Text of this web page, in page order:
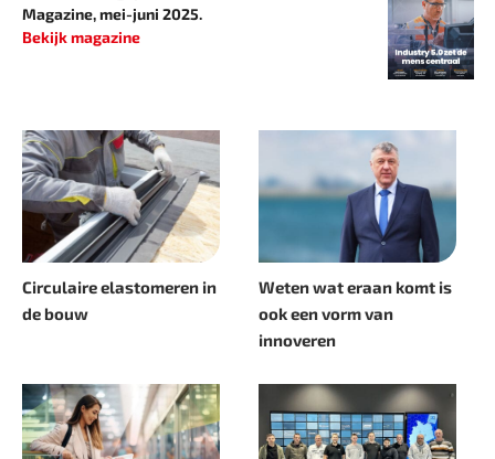
Magazine, mei-juni 2025.
Bekijk magazine
Circulaire elastomeren in
de bouw
Weten wat eraan komt is
ook een vorm van
innoveren